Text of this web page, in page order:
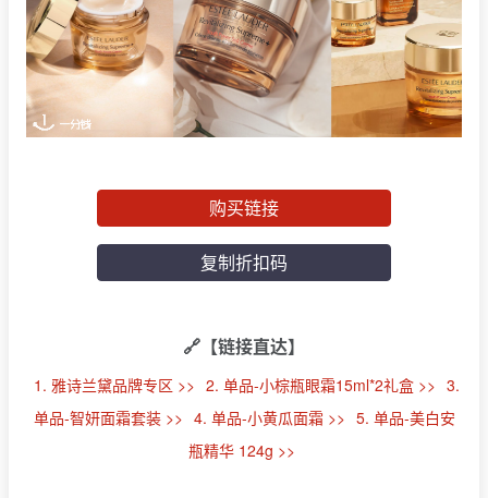
购买链接
复制折扣码
🔗【链接直达】
1. 雅诗兰黛品牌专区 >> 2. 单品-小棕瓶眼霜15ml*2礼盒 >> 3.
单品-智妍面霜套装 >> 4. 单品-小黄瓜面霜 >> 5. 单品-美白安
瓶精华 124g >>